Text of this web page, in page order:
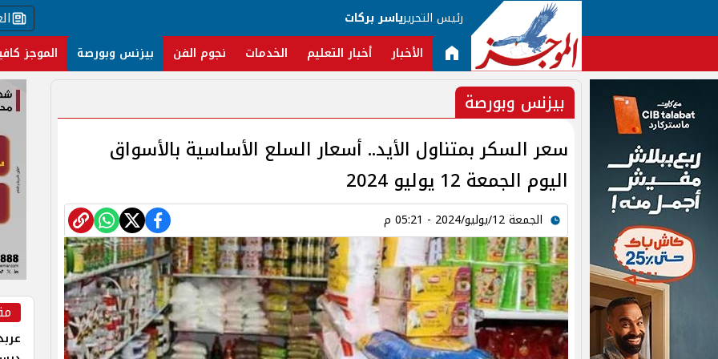
رئيس التحريرياسر بركات
الأخبار أخبار التعليم الخدمات نجوم الفن بيزنس وبورصة الموجز
بيزنس وبورصة
سعر السكر بمتناول الأيد.. أسعار السلع الأساسية بالأسواق
اليوم الجمعة 12 يوليو 2024
الجمعة 12/يوليو/2024 - 05:21 م